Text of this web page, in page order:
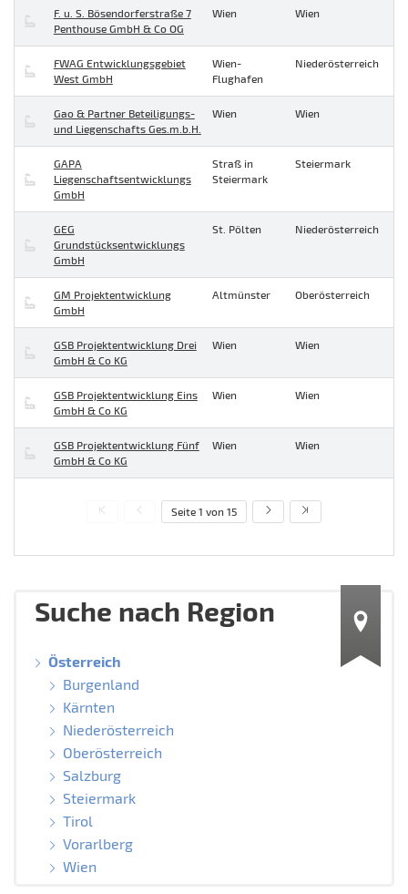
F. u. S. Bösendorferstraße 7
Penthouse GmbH & Co OG
Wien Wien
FWAG Entwicklungsgebiet
West GmbH
Wien-
Flughafen
Niederösterreich
Gao & Partner Beteiligungs-
und Liegenschafts Ges.m.b.H.
Wien Wien
GAPA
Liegenschaftsentwicklungs
GmbH
Straß in
Steiermark
Steiermark
GEG
Grundstücksentwicklungs
GmbH
St. Pölten Niederösterreich
GM Projektentwicklung
GmbH
Altmünster Oberösterreich
GSB Projektentwicklung Drei
GmbH & Co KG
Wien Wien
GSB Projektentwicklung Eins
GmbH & Co KG
Wien Wien
GSB Projektentwicklung Fünf
GmbH & Co KG
Wien Wien
Seite 1 von 15
Suche nach Region
Österreich
Burgenland
Kärnten
Niederösterreich
Oberösterreich
Salzburg
Steiermark
Tirol
Vorarlberg
Wien